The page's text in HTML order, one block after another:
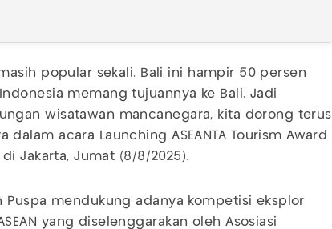
popular sekali. Bali ini hampir 50 persen
memang tujuannya ke Bali. Jadi
wisatawan mancanegara, kita dorong terus
acara Launching ASEANTA Tourism Award
di Jakarta, Jumat (8/8/2025).
Puspa mendukung adanya kompetisi eksplor
yang diselenggarakan oleh Asosiasi